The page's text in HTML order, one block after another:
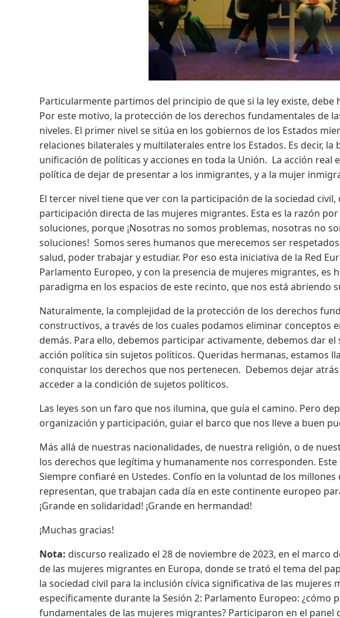
Particularmente partimos del principio de que si la ley existe,
Por este motivo, la protección de los derechos fundamentales de
niveles. El primer nivel se sitúa en los gobiernos de los Estados
relaciones bilaterales y multilaterales entre los Estados. Es decir,
unificación de políticas y acciones en toda la Unión. La acción real
política de dejar de presentar a los inmigrantes, y a la mujer
El tercer nivel tiene que ver con la participación de la sociedad
participación directa de las mujeres migrantes. Esta es la razón
soluciones, porque ¡Nosotras no somos problemas, nosotras no
soluciones! Somos seres humanos que merecemos ser
salud, poder trabajar y estudiar. Por eso esta iniciativa de la Red
Parlamento Europeo, y con la presencia de mujeres migrantes, es
paradigma en los espacios de este recinto, que nos está abriendo
Naturalmente, la complejidad de la protección de los derechos
constructivos, a través de los cuales podamos eliminar conceptos
demás. Para ello, debemos participar activamente, debemos dar
acción política sin sujetos políticos. Queridas hermanas, estamos
conquistar los derechos que nos pertenecen. Debemos dejar
acceder a la condición de sujetos políticos.
Las leyes son un faro que nos ilumina, que guía el camino. Pero
organización y participación, guiar el barco que nos lleve a buen
Más allá de nuestras nacionalidades, de nuestra religión, o de
los derechos que legítima y humanamente nos corresponden.
Siempre confiaré en Ustedes. Confío en la voluntad de los
representan, que trabajan cada día en este continente europeo
¡Grande en solidaridad! ¡Grande en hermandad!
¡Muchas gracias!
Nota: discurso realizado el 28 de noviembre de 2023, en el marco
de las mujeres migrantes en Europa, donde se trató el tema del
la sociedad civil para la inclusión cívica significativa de las mujeres
específicamente durante la Sesión 2: Parlamento Europeo: ¿cómo
fundamentales de las mujeres migrantes? Participaron en el